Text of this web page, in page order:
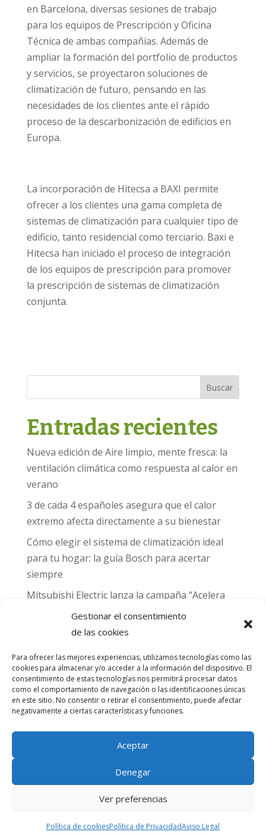
Gestionar el consentimiento
de las cookies
Para ofrecer las mejores experiencias, utilizamos tecnologías como las
cookies para almacenar y/o acceder a la información del dispositivo. El
consentimiento de estas tecnologías nos permitirá procesar datos
como el comportamiento de navegación o las identificaciones únicas
en este sitio. No consentir o retirar el consentimiento, puede afectar
negativamente a ciertas características y funciones.
Aceptar
Denegar
Ver preferencias
Política de cookiesPolítica de PrivacidadAviso Legal
en Barcelona, diversas sesiones de trabajo
para los equipos de Prescripción y Oficina
Técnica de ambas compañías. Además de
ampliar la formación del portfolio de productos
y servicios, se proyectaron soluciones de
climatización de futuro, pensando en las
necesidades de los clientes ante el rápido
proceso de la descarbonización de edificios en
Europa.
La incorporación de Hitecsa a BAXI permite
ofrecer a los clientes una gama completa de
sistemas de climatización para cualquier tipo de
edificio, tanto residencial como terciario. Baxi e
Hitecsa han iniciado el proceso de integración
de los equipos de prescripción para promover
la prescripción de sistemas de climatización
conjunta.
Buscar
Entradas recientes
Nueva edición de Aire limpio, mente fresca: la
ventilación climática como respuesta al calor en
verano
3 de cada 4 españoles asegura que el calor
extremo afecta directamente a su bienestar
Cómo elegir el sistema de climatización ideal
para tu hogar: la guía Bosch para acertar
siempre
Mitsubishi Electric lanza la campaña “Acelera
hacia MADRID 2026” y premia con entradas
para el Gran Premio de Fórmula 1 de Madrid
sello CO₂ Nulo: confort real, salud y
descarbonización en una sola vivienda
Comentarios
recientes
® Copyright Amascal | Diseñado porTrixma